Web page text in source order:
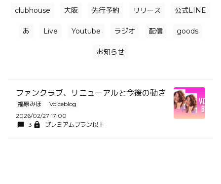
clubhouse 大阪 先行予約 リリース 公式LINE
あ Live Youtube ラジオ 配信 goods
お知らせ
ファンクラブ、リニューアルと今後の動き
福原みほ
Voiceblog
2026/02/27 17:00
3
プレミアムプラン以上